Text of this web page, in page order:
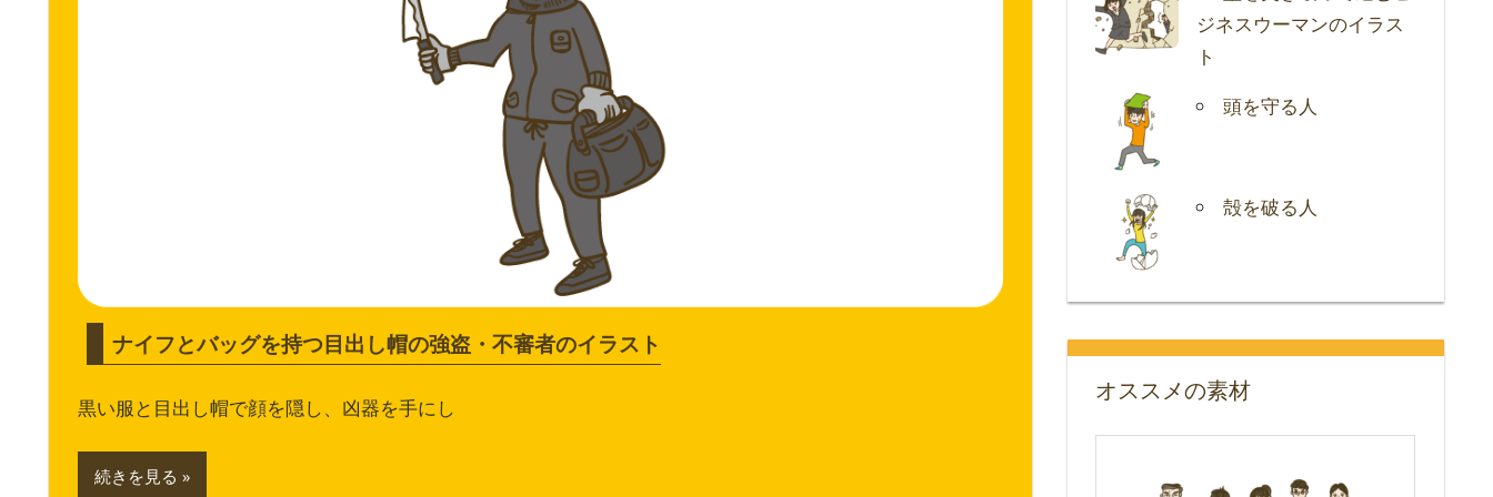
ナイフとバッグを持つ目出し帽の強盗・不審者のイラスト
黒い服と目出し帽で顔を隠し、凶器を手にし
続きを見る
ジネスウーマンのイラス
ト
頭を守る人
殻を破る人
オススメの素材